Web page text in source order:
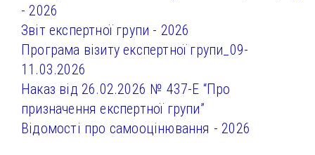
- 2026
Звіт експертної групи - 2026
Програма візиту експертної групи_09-
11.03.2026
Наказ від 26.02.2026 № 437-Е “Про
призначення експертної групи”
Відомості про самооцінювання - 2026